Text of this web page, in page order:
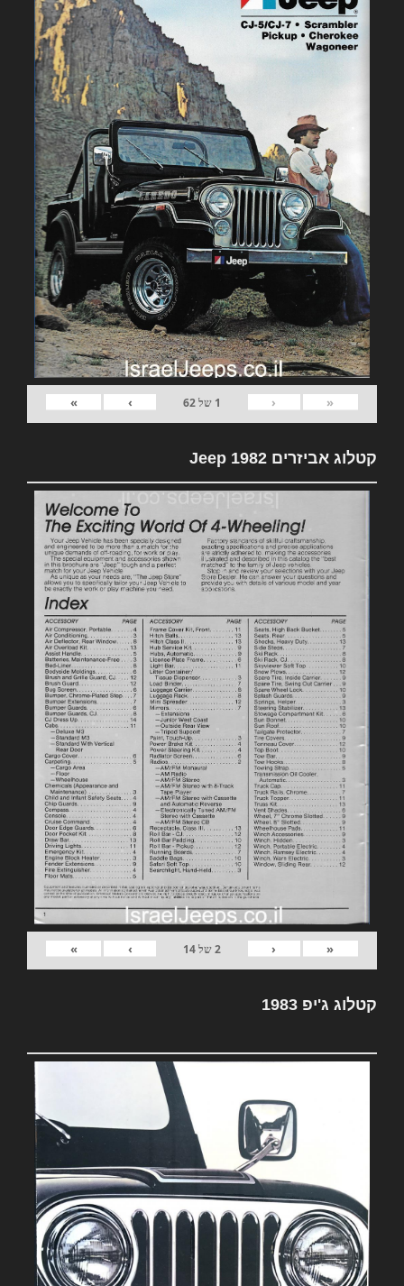
«
‹
1 של62
›
»
קטלוג אביזרים 1982 Jeep
«
‹
2של14
›
»
קטלוג ג'יפ 1983